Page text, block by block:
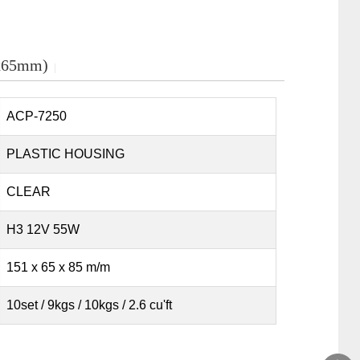
ACP-7250
PLASTIC HOUSING
CLEAR
H3 12V 55W
151 x 65 x 85 m/m
10set / 9kgs / 10kgs / 2.6 cu'ft